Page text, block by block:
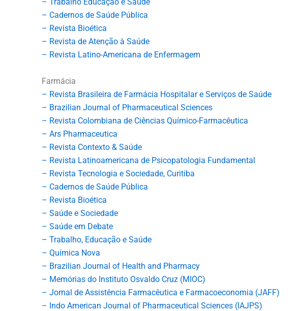
– Trabalho Educação e Saúde
– Cadernos de Saúde Pública
– Revista Bioética
– Revista de Atenção à Saúde
– Revista Latino-Americana de Enfermagem
Farmácia
– Revista Brasileira de Farmácia Hospitalar e Serviços de Saúde
– Brazilian Journal of Pharmaceutical Sciences
– Revista Colombiana de Ciências Químico-Farmacêutica
– Ars Pharmaceutica
– Revista Contexto & Saúde
– Revista Latinoamericana de Psicopatologia Fundamental
– Revista Tecnologia e Sociedade, Curitiba
– Cadernos de Saúde Pública
– Revista Bioética
– Saúde e Sociedade
– Saúde em Debate
– Trabalho, Educação e Saúde
– Química Nova
– Brazilian Journal of Health and Pharmacy
– Memórias do Instituto Osvaldo Cruz (MIOC)
– Jornal de Assistência Farmacêutica e Farmacoeconomia (JAFF)
– Indo American Journal of Pharmaceutical Sciences (IAJPS)